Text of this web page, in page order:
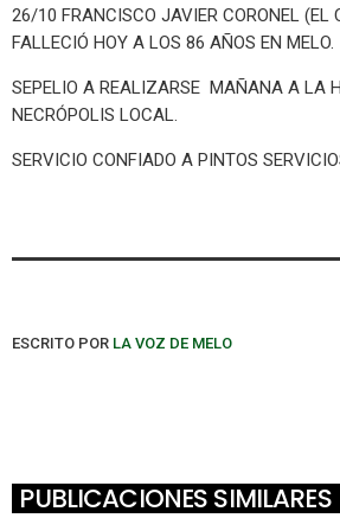
26/10 FRANCISCO JAVIER CORONEL (EL
FALLECIÓ HOY A LOS 86 AÑOS EN MELO.
SEPELIO A REALIZARSE MAÑANA A LA
NECRÓPOLIS LOCAL.
SERVICIO CONFIADO A PINTOS
ESCRITO POR LA VOZ DE MELO
PUBLICACIONES SIMILARES